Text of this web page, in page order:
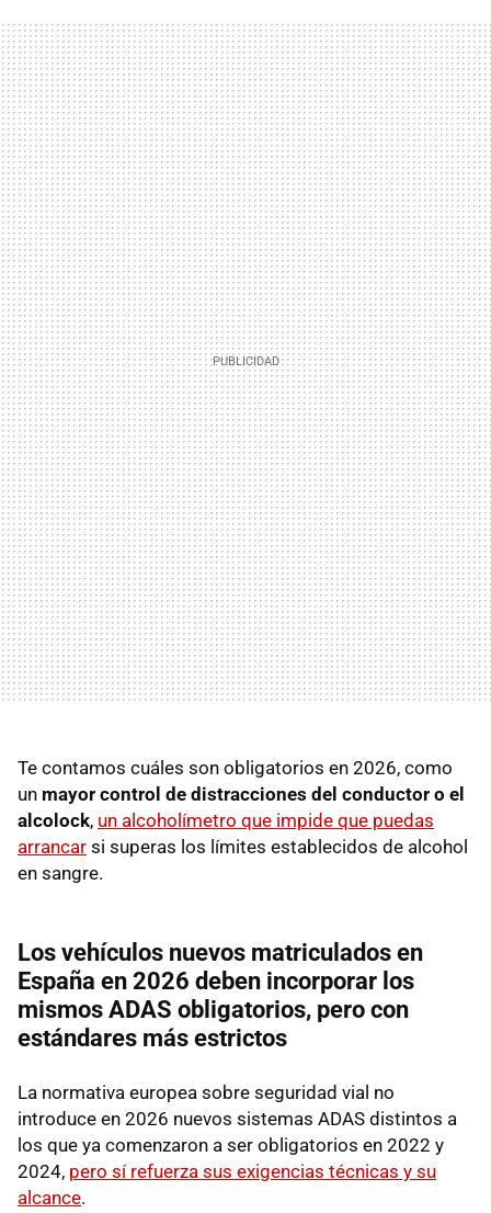
Te contamos cuáles son obligatorios en 2026, como
un mayor control de distracciones del conductor o el
alcolock, un alcoholímetro que impide que puedas
arrancar si superas los límites establecidos de alcohol
en sangre.
Los vehículos nuevos matriculados en
España en 2026 deben incorporar los
mismos ADAS obligatorios, pero con
estándares más estrictos
La normativa europea sobre seguridad vial no
introduce en 2026 nuevos sistemas ADAS distintos a
los que ya comenzaron a ser obligatorios en 2022 y
2024, pero sí refuerza sus exigencias técnicas y su
alcance.